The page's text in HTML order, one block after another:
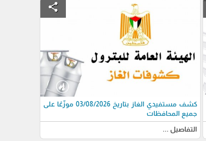
share
كشف مستفيدي الغاز بتاريخ 03/08/2026 موزّعًا على
جميع المحافظات
التفاصيل ...